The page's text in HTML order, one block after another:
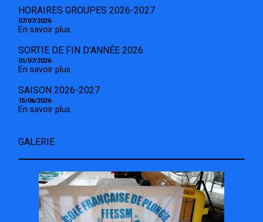
HORAIRES GROUPES 2026-2027
07/07/2026
En savoir plus
SORTIE DE FIN D'ANNÉE 2026
01/07/2026
En savoir plus
SAISON 2026-2027
15/06/2026
En savoir plus
GALERIE